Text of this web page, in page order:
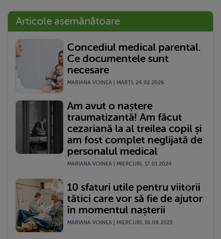
Articole asemănătoare
Concediul medical parental.
Ce documentele sunt
necesare
MARIANA VOINEA | MARŢI, 24.02.2026
Am avut o naștere
traumatizantă! Am făcut
cezariană la al treilea copil și
am fost complet neglijată de
personalul medical
MARIANA VOINEA | MIERCURI, 17.01.2024
10 sfaturi utile pentru viitorii
tătici care vor să fie de ajutor
în momentul nașterii
MARIANA VOINEA | MIERCURI, 16.08.2023